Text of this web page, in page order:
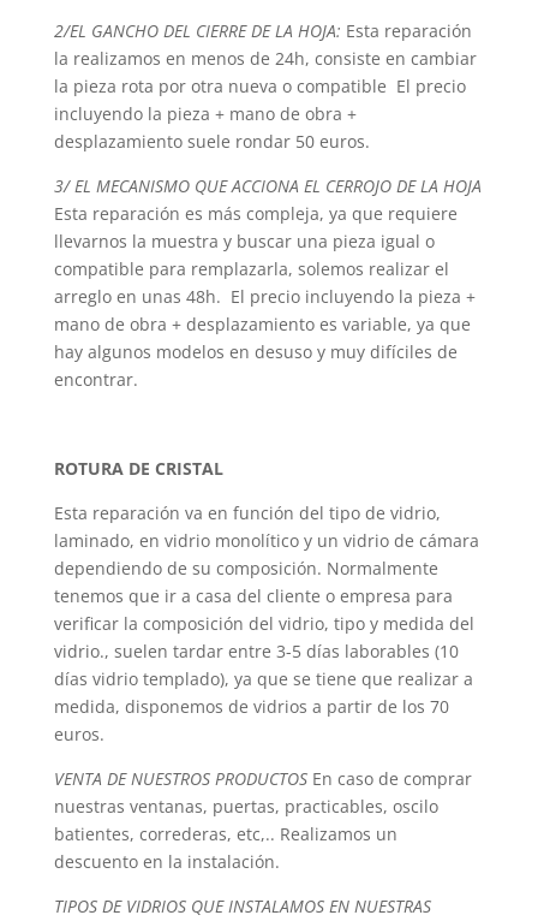
2/EL GANCHO DEL CIERRE DE LA HOJA: Esta reparación
la realizamos en menos de 24h, consiste en cambiar
la pieza rota por otra nueva o compatible El precio
incluyendo la pieza + mano de obra +
desplazamiento suele rondar 50 euros.
3/ EL MECANISMO QUE ACCIONA EL CERROJO DE LA HOJA
Esta reparación es más compleja, ya que requiere
llevarnos la muestra y buscar una pieza igual o
compatible para remplazarla, solemos realizar el
arreglo en unas 48h. El precio incluyendo la pieza +
mano de obra + desplazamiento es variable, ya que
hay algunos modelos en desuso y muy difíciles de
encontrar.
ROTURA DE CRISTAL
Esta reparación va en función del tipo de vidrio,
laminado, en vidrio monolítico y un vidrio de cámara
dependiendo de su composición. Normalmente
tenemos que ir a casa del cliente o empresa para
verificar la composición del vidrio, tipo y medida del
vidrio., suelen tardar entre 3-5 días laborables (10
días vidrio templado), ya que se tiene que realizar a
medida, disponemos de vidrios a partir de los 70
euros.
VENTA DE NUESTROS PRODUCTOSEn caso de comprar
nuestras ventanas, puertas, practicables, oscilo
batientes, correderas, etc,.. Realizamos un
descuento en la instalación.
TIPOS DE VIDRIOS QUE INSTALAMOS EN NUESTRAS